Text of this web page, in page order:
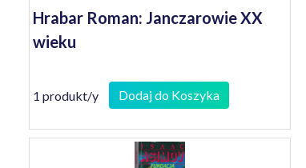
Hrabar Roman: Janczarowie XX
wieku
1 produkt/y Dodaj do Koszyka